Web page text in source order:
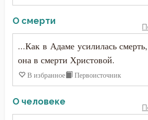
Раскаяние
Родители
Самомнение
О смерти
...Как в Адаме усилилась
она в смерти Христовой.
В избранное Первоисточник
О человеке